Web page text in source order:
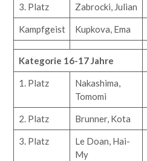
3. Platz Zabrocki, Julian
Kampfgeist Kupkova, Ema
Kategorie 16-17 Jahre
1. Platz
Nakashima,
Tomomi
2. Platz Brunner, Kota
3. Platz
Le Doan, Hai-
My